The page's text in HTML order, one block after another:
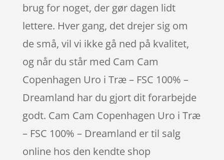
brug for noget, der gør dagen lidt
lettere. Hver gang, det drejer sig om
de små, vil vi ikke gå ned på kvalitet,
og når du står med Cam Cam
Copenhagen Uro i Træ – FSC 100% –
Dreamland har du gjort dit forarbejde
godt. Cam Cam Copenhagen Uro i Træ
– FSC 100% – Dreamland er til salg
online hos den kendte shop